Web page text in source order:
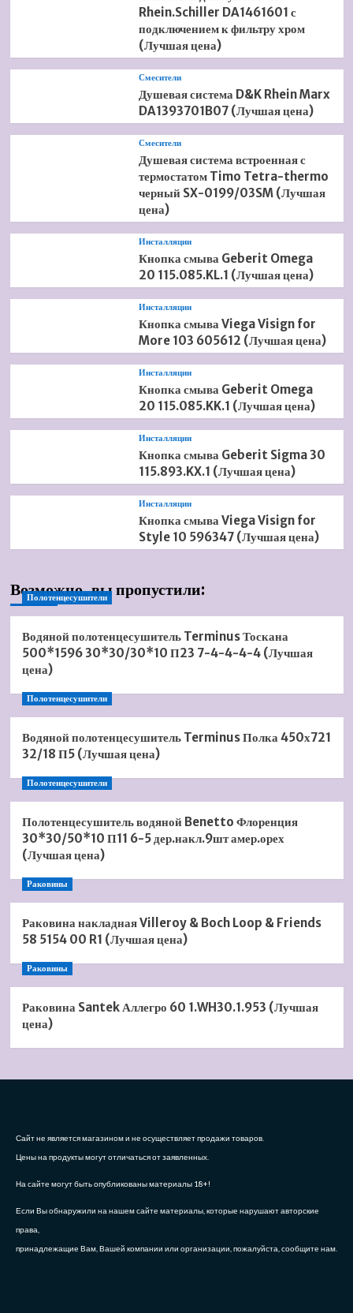
Rhein.Schiller DA1461601 с
подключением к фильтру хром
(Лучшая цена)
Смесители
Душевая система D&K Rhein Marx
DA1393701B07 (Лучшая цена)
Смесители
Душевая система встроенная с
термостатом Timo Tetra-thermo
черный SX-0199/03SM (Лучшая
цена)
Инсталляции
Кнопка смыва Geberit Omega
20 115.085.KL.1 (Лучшая цена)
Инсталляции
Кнопка смыва Viega Visign for
More 103 605612 (Лучшая цена)
Инсталляции
Кнопка смыва Geberit Omega
20 115.085.KK.1 (Лучшая цена)
Инсталляции
Кнопка смыва Geberit Sigma 30
115.893.KX.1 (Лучшая цена)
Инсталляции
Кнопка смыва Viega Visign for
Style 10 596347 (Лучшая цена)
Возможно, вы пропустили:
Полотенцесушители
Водяной полотенцесушитель Terminus Тоскана
500*1596 30*30/30*10 П23 7-4-4-4-4 (Лучшая
цена)
Полотенцесушители
Водяной полотенцесушитель Terminus Полка 450х721
32/18 П5 (Лучшая цена)
Полотенцесушители
Полотенцесушитель водяной Benetto Флоренция
30*30/50*10 П11 6-5 дер.накл.9шт амер.орех
(Лучшая цена)
Раковины
Раковина накладная Villeroy & Boch Loop & Friends
58 5154 00 R1 (Лучшая цена)
Раковины
Раковина Santek Аллегро 60 1.WH30.1.953 (Лучшая
цена)
Сайт не является магазином и не осуществляет продажи товаров.
Цены на продукты могут отличаться от заявленных.
На сайте могут быть опубликованы материалы 18+!
Если Вы обнаружили на нашем сайте материалы, которые нарушают авторские
права,
принадлежащие Вам, Вашей компании или организации, пожалуйста, сообщите нам.